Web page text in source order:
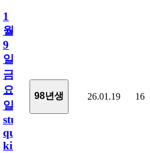
1
월
9
일
금
요
일/English
study
quiz
king530
98년생 26.01.19 16